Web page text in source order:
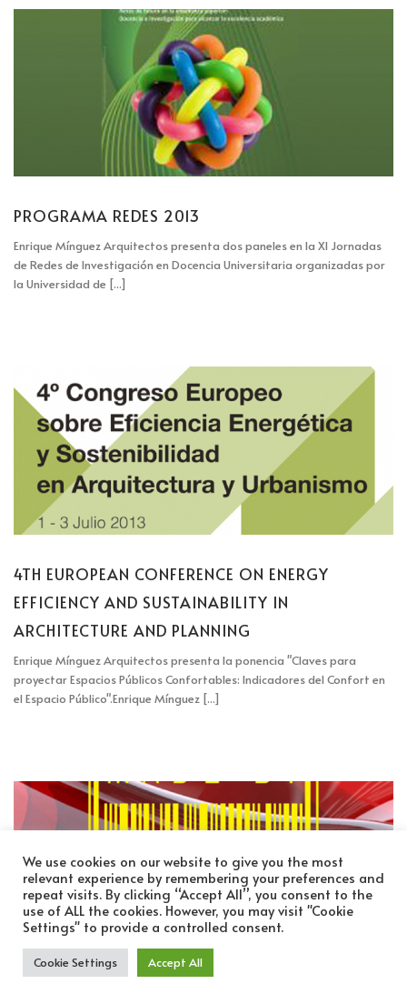
PROGRAMA REDES 2013
Enrique Mínguez Arquitectos presenta dos paneles en la XI Jornadas
de Redes de Investigación en Docencia Universitaria organizadas por
la Universidad de [...]
4TH EUROPEAN CONFERENCE ON ENERGY
EFFICIENCY AND SUSTAINABILITY IN
ARCHITECTURE AND PLANNING
Enrique Mínguez Arquitectos presenta la ponencia "Claves para
proyectar Espacios Públicos Confortables: Indicadores del Confort en
el Espacio Público".Enrique Mínguez [...]
We use cookies on our website to give you the most
relevant experience by remembering your preferences and
repeat visits. By clicking “Accept All”, you consent to the
use of ALL the cookies. However, you may visit "Cookie
Settings" to provide a controlled consent.
Cookie Settings Accept All